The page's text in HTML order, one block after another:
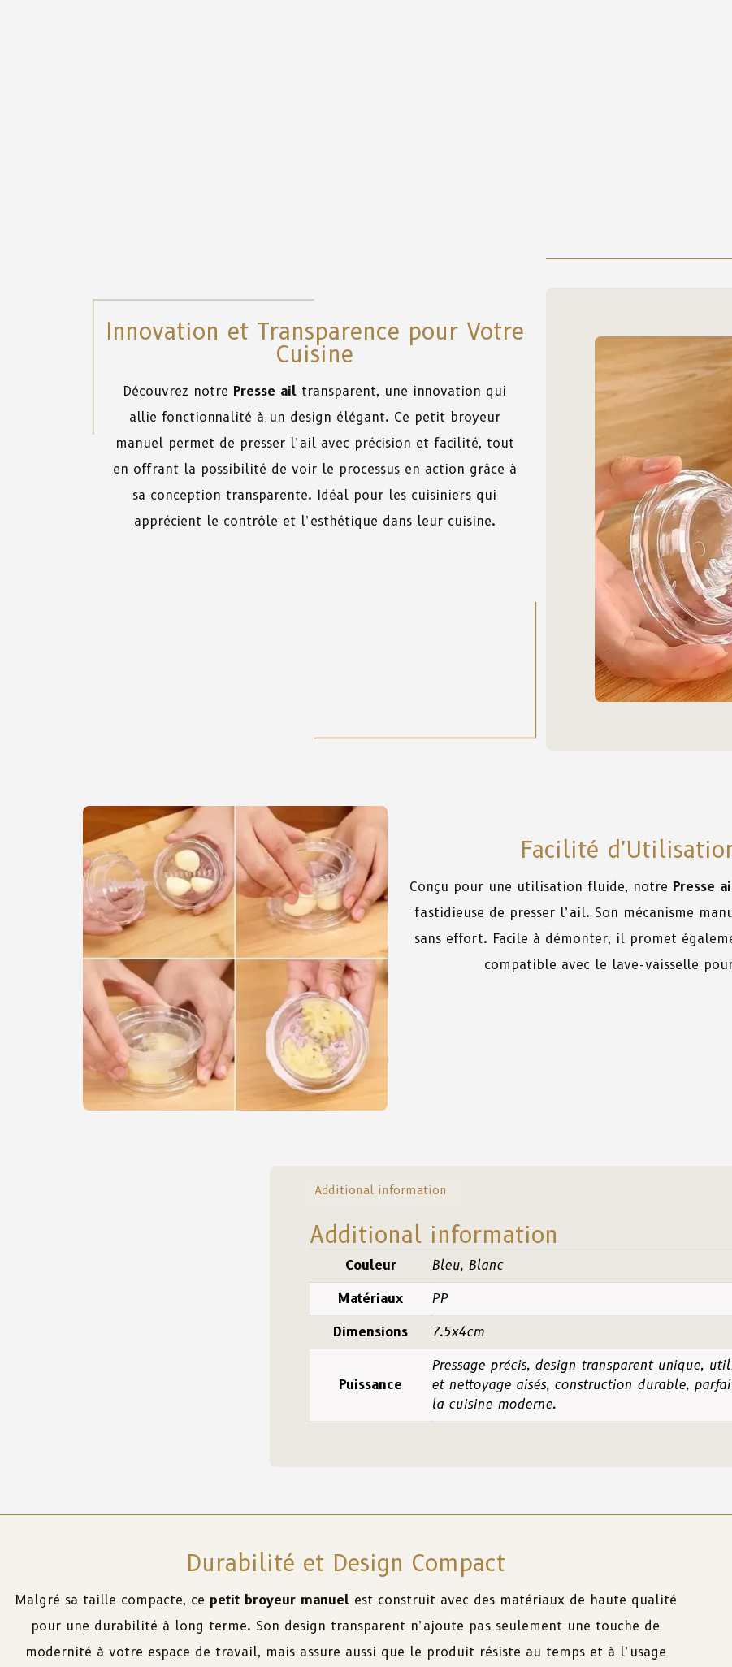
Innovation et Transparence pour Votre
Cuisine
Découvrez notre Presse ail transparent, une innovation qui
allie fonctionnalité à un design élégant. Ce petit broyeur
manuel permet de presser l’ail avec précision et facilité, tout
en offrant la possibilité de voir le processus en action grâce à
sa conception transparente. Idéal pour les cuisiniers qui
apprécient le contrôle et l’esthétique dans leur cuisine.
Facilité
Conçu pour une utilisation fluide, notre Presse
fastidieuse de presser l’ail. Son mécanisme
sans effort. Facile à démonter, il promet
compatible avec le lave-vaisselle
Additional information
Additional information
Couleur Bleu, Blanc
Matériaux PP
Dimensions 7.5x4cm
Puissance
Pressage précis, design transparent unique,
et nettoyage aisés, construction durable,
la cuisine moderne.
Durabilité et Design Compact
Malgré sa taille compacte, ce petit broyeur manuelest construit avec des matériaux de haute qualité
pour une durabilité à long terme. Son design transparent n’ajoute pas seulement une touche de
modernité à votre espace de travail, mais assure aussi que le produit résiste au temps et à l’usage